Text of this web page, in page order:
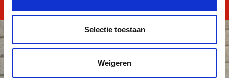
Selectie toestaan
Weigeren